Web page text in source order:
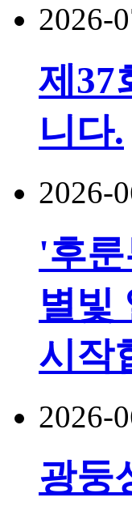
2026-
제37
니다.
2026-
'후
별빛
시작
2026-
광둥